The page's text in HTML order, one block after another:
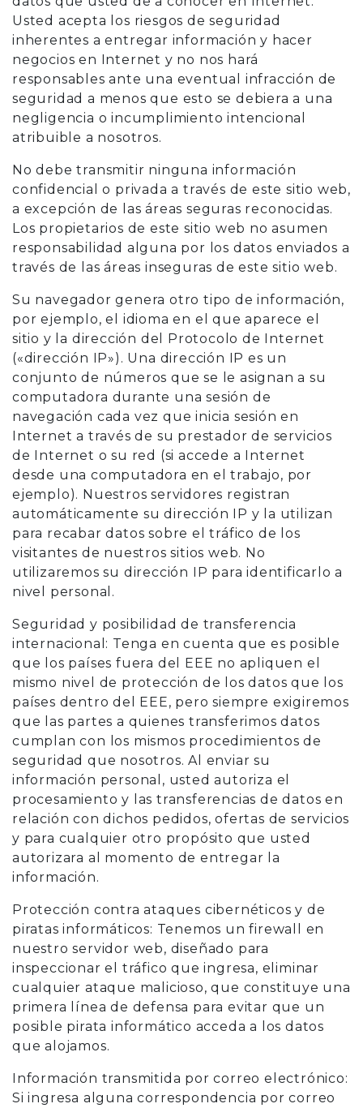
Usted acepta los riesgos de seguridad
inherentes a entregar información y hacer
negocios en Internet y no nos hará
responsables ante una eventual infracción de
seguridad a menos que esto se debiera a una
negligencia o incumplimiento intencional
atribuible a nosotros.
No debe transmitir ninguna información
confidencial o privada a través de este sitio web,
a excepción de las áreas seguras reconocidas.
Los propietarios de este sitio web no asumen
responsabilidad alguna por los datos enviados a
través de las áreas inseguras de este sitio web.
Su navegador genera otro tipo de información,
por ejemplo, el idioma en el que aparece el
sitio y la dirección del Protocolo de Internet
(«dirección IP»). Una dirección IP es un
conjunto de números que se le asignan a su
computadora durante una sesión de
navegación cada vez que inicia sesión en
Internet a través de su prestador de servicios
de Internet o su red (si accede a Internet
desde una computadora en el trabajo, por
ejemplo). Nuestros servidores registran
automáticamente su dirección IP y la utilizan
para recabar datos sobre el tráfico de los
visitantes de nuestros sitios web. No
utilizaremos su dirección IP para identificarlo a
nivel personal.
Seguridad y posibilidad de transferencia
internacional: Tenga en cuenta que es posible
que los países fuera del EEE no apliquen el
mismo nivel de protección de los datos que los
países dentro del EEE, pero siempre exigiremos
que las partes a quienes transferimos datos
cumplan con los mismos procedimientos de
seguridad que nosotros. Al enviar su
información personal, usted autoriza el
procesamiento y las transferencias de datos en
relación con dichos pedidos, ofertas de servicios
y para cualquier otro propósito que usted
autorizara al momento de entregar la
información.
Protección contra ataques cibernéticos y de
piratas informáticos: Tenemos un firewall en
nuestro servidor web, diseñado para
inspeccionar el tráfico que ingresa, eliminar
cualquier ataque malicioso, que constituye una
primera línea de defensa para evitar que un
posible pirata informático acceda a los datos
que alojamos.
Información transmitida por correo electrónico:
Si ingresa alguna correspondencia por correo